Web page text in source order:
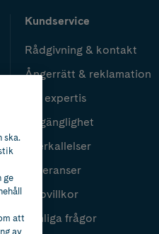
Kundservice
Rådgivning & kontakt
Ångerrätt & reklamation
Vår expertis
Tillgänglighet
Återkallelser
Leveranser
Köpvillkor
Vanliga frågor
ska.
ge
att
av